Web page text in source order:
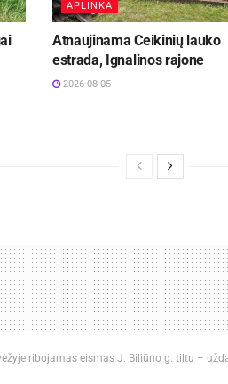
APLINKA
Atnaujinama Ceikinių lauko
estrada, Ignalinos rajone
2026-08-05
ribojamas eismas J. Biliūno g. tiltu –